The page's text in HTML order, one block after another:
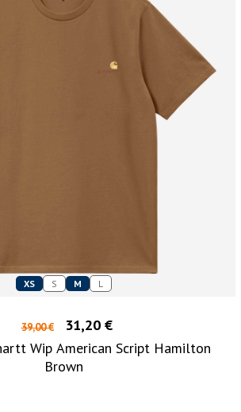
XS S M L
39,00 €
31,20 €
Wip American Script Hamilton
Brown